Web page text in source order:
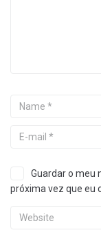
Guardar o meu
próxima vez que eu